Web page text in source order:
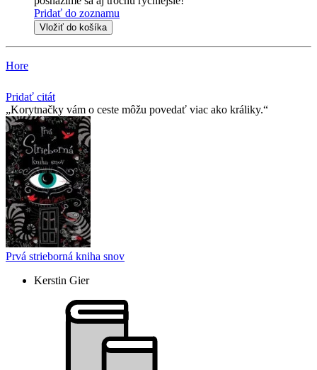
Pridať do zoznamu
Vložiť do košíka
Hore
Pridať citát
Korytnačky vám o ceste môžu povedať viac ako králiky.
Prvá strieborná kniha snov
Kerstin Gier